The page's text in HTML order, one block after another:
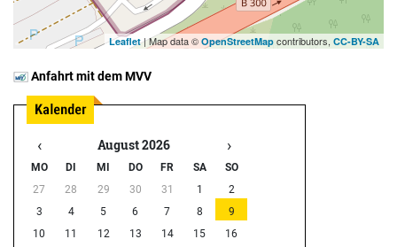
Leaflet| Map data © OpenStreetMap contributors, CC-BY-SA
Anfahrt mit dem MVV
‹ August 2026 ›
MO DI MI DO FR SA
SO
27
28 29 30 31 1
2
3
4 5 6 7 8
9
10
11 12 13 14 15
16